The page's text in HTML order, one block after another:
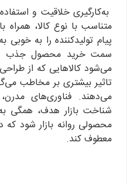
به‌کارگیری خلاقیت و
متناسب با نوع کالا، همراه
پیام تولید‌کننده را به
سمت خرید محصول جذب
می‌شود کالاهایی که از طراحی
تاثیر بیشتری بر مخاطب
می‌دهند. فناوری‌های
شناخت بازار هدف، همگی به
محصولی روانه بازار شود که
معطوف کند.